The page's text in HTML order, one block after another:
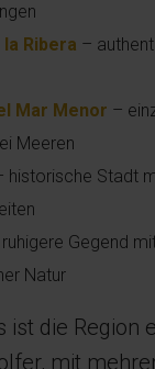
Ribera –
Mar Menor –
Meeren
historische Stadt
Gegend
Natur
ist die Region
mit